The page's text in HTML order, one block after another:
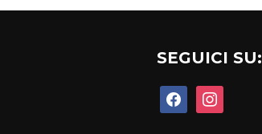
SEGUICI SU:
facebookinstagram